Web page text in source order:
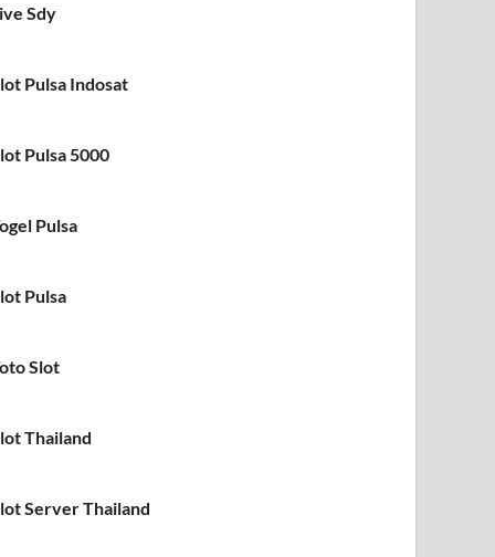
Sdy
Pulsa Indosat
Pulsa 5000
Pulsa
Pulsa
Slot
Thailand
Server Thailand